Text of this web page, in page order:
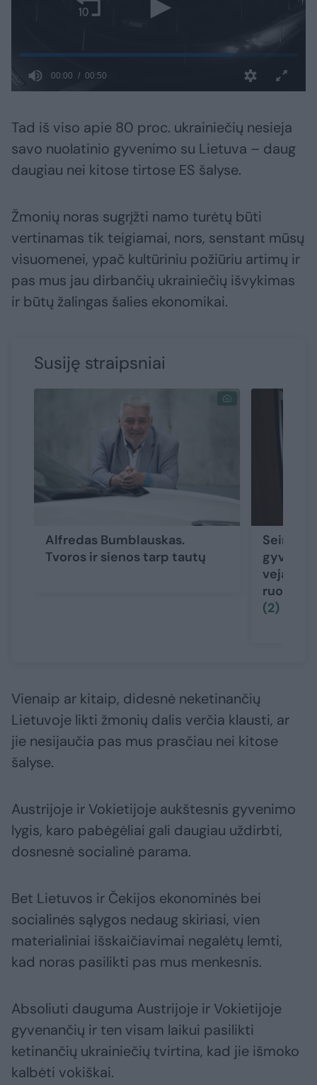
Tad iš viso apie 80 proc. ukrainiečių nesieja
savo nuolatinio gyvenimo su Lietuva – daug
daugiau nei kitose tirtose ES šalyse.
Žmonių noras sugrįžti namo turėtų būti
vertinamas tik teigiamai, nors, senstant mūsų
visuomenei, ypač kultūriniu požiūriu artimų ir
pas mus jau dirbančių ukrainiečių išvykimas
ir būtų žalingas šalies ekonomikai.
Susiję straipsniai
Alfredas Bumblauskas.
Tvoros ir sienos tarp tautų
Seimo
vejami
ruošia
(2)
Vienaip ar kitaip, didesnė neketinančių
Lietuvoje likti žmonių dalis verčia klausti, ar
jie nesijaučia pas mus prasčiau nei kitose
šalyse.
Austrijoje ir Vokietijoje aukštesnis gyvenimo
lygis, karo pabėgėliai gali daugiau uždirbti,
dosnesnė socialinė parama.
Bet Lietuvos ir Čekijos ekonominės bei
socialinės sąlygos nedaug skiriasi, vien
materialiniai išskaičiavimai negalėtų lemti,
kad noras pasilikti pas mus menkesnis.
Absoliuti dauguma Austrijoje ir Vokietijoje
gyvenančių ir ten visam laikui pasilikti
ketinančių ukrainiečių tvirtina, kad jie išmoko
kalbėti vokiškai.